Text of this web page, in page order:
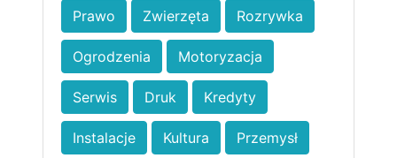
Prawo Zwierzęta Rozrywka
Ogrodzenia Motoryzacja
Serwis Druk Kredyty
Instalacje Kultura Przemysł